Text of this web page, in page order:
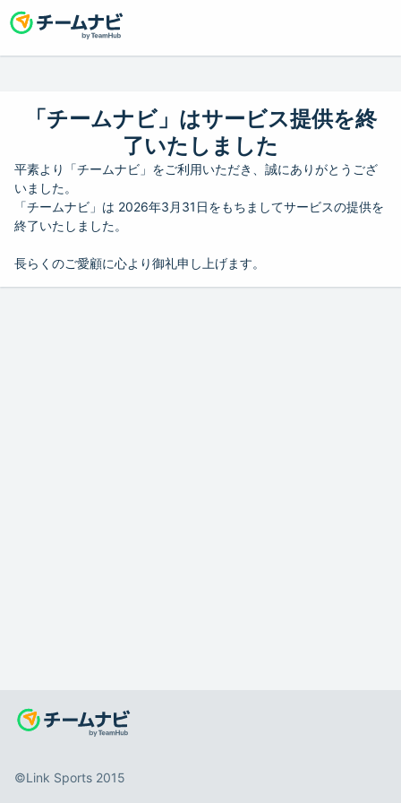
「チームナビ」はサービス提供を終
了いたしました
平素より「チームナビ」をご利用いただき、誠にありがとうござ
いました。
「チームナビ」は 2026年3月31日をもちましてサービスの提供を
終了いたしました。
長らくのご愛顧に心より御礼申し上げます。
©️Link Sports 2015